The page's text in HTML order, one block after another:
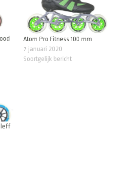
Atom Pro Fitness 100 mm
7 januari 2020
Soortgelijk bericht